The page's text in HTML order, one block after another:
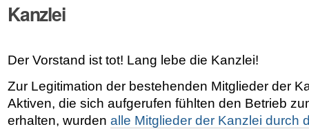
Kanzlei
Der Vorstand ist tot! Lang lebe die Kanzlei!
Zur Legitimation der bestehenden Mitglieder der
Aktiven, die sich aufgerufen fühlten den Betrieb
erhalten, wurden alle Mitglieder der Kanzlei durch